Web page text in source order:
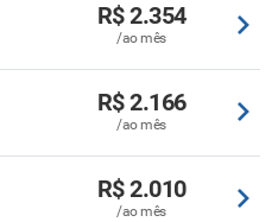
R$ 2.354
/ao mês
R$ 2.166
/ao mês
R$ 2.010
/ao mês